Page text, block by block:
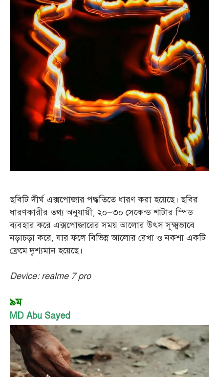
ছবিটি দীর্ঘ এক্সপোজার পদ্ধতিতে ধারণ করা হয়েছে। ছবির
ধারণকারীর তথ্য অনুযায়ী, ২০–৩০ সেকেন্ড শাটার স্পিড
ব্যবহার করে এক্সপোজারের সময় আলোর উৎস সূক্ষ্মভাবে
নড়াচড়া করে, যার ফলে বিভিন্ন আলোর রেখা ও নকশা একটি
ফ্রেমে দৃশ্যমান হয়েছে।
Device: realme 7 pro
৯ম
MD Abu Sayed